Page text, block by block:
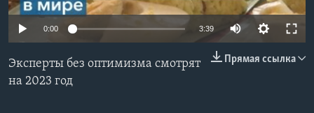
Learning English
СОЦИАЛЬНЫЕ СЕТИ
0:00 3:39
Прямая ссылка
Эксперты без оптимизма смотрят
на 2023 год